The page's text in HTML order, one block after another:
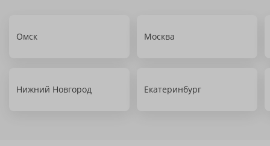
Омск Москва
Нижний Новгород Екатеринбург